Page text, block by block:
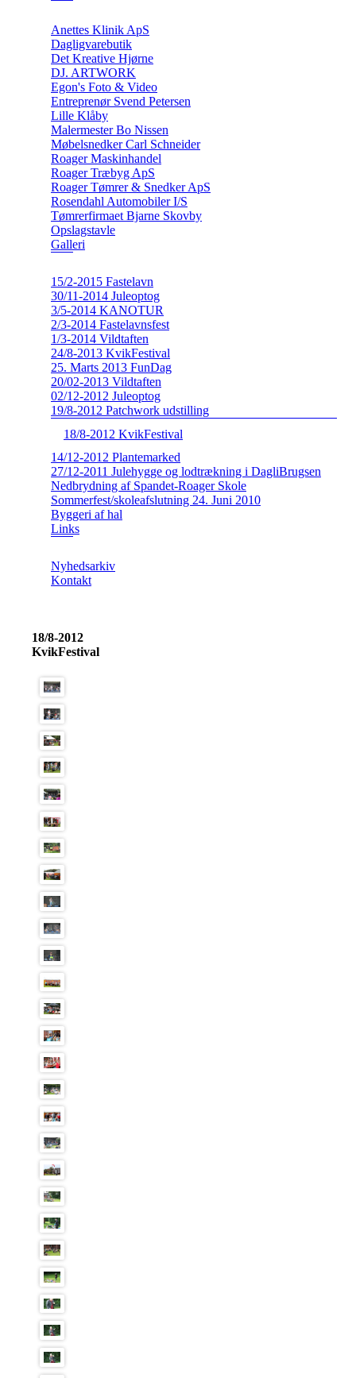
Anettes Klinik ApS
Dagligvarebutik
Det Kreative Hjørne
DJ. ARTWORK
Egon's Foto & Video
Entreprenør Svend Petersen
Lille Klåby
Malermester Bo Nissen
Møbelsnedker Carl Schneider
Roager Maskinhandel
Roager Træbyg ApS
Roager Tømrer & Snedker ApS
Rosendahl Automobiler I/S
Tømrerfirmaet Bjarne Skovby
Opslagstavle
Galleri
15/2-2015 Fastelavn
30/11-2014 Juleoptog
3/5-2014 KANOTUR
2/3-2014 Fastelavnsfest
1/3-2014 Vildtaften
24/8-2013 KvikFestival
25. Marts 2013 FunDag
20/02-2013 Vildtaften
02/12-2012 Juleoptog
19/8-2012 Patchwork udstilling
18/8-2012 KvikFestival
14/12-2012 Plantemarked
27/12-2011 Julehygge og lodtrækning i DagliBrugsen
Nedbrydning af Spandet-Roager Skole
Sommerfest/skoleafslutning 24. Juni 2010
Byggeri af hal
Links
Nyhedsarkiv
Kontakt
18/8-2012
KvikFestival